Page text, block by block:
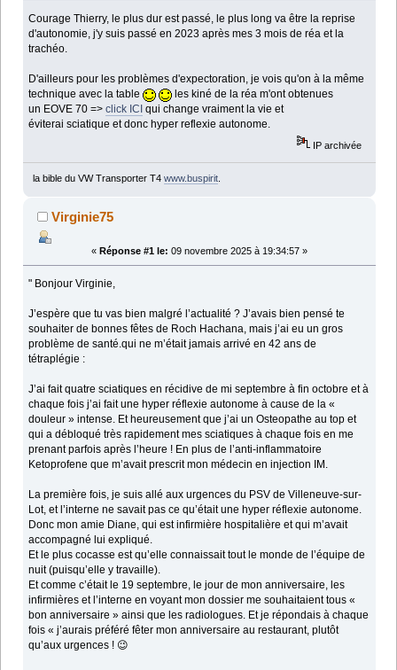
Courage Thierry, le plus dur est passé, le plus long va être la reprise
d'autonomie, j'y suis passé en 2023 après mes 3 mois de réa et la
trachéo.
D'ailleurs pour les problèmes d'expectoration, je vois qu'on à la même
technique avec la table
les kiné de la réa m'ont obtenues
un EOVE 70 =>click ICI qui change vraiment la vie et
éviterai sciatique et donc hyper reflexie autonome.
IP archivée
la bible du VW Transporter T4 www.buspirit.
Virginie75
« Réponse #1 le: 09 novembre 2025 à 19:34:57 »
" Bonjour Virginie,
J’espère que tu vas bien malgré l’actualité ? J’avais bien pensé te
souhaiter de bonnes fêtes de Roch Hachana, mais j’ai eu un gros
problème de santé.qui ne m’était jamais arrivé en 42 ans de
tétraplégie :
J’ai fait quatre sciatiques en récidive de mi septembre à fin octobre et à
chaque fois j’ai fait une hyper réflexie autonome à cause de la «
douleur » intense. Et heureusement que j’ai un Osteopathe au top et
qui a débloqué très rapidement mes sciatiques à chaque fois en me
prenant parfois après l’heure ! En plus de l’anti-inflammatoire
Ketoprofene que m’avait prescrit mon médecin en injection IM.
La première fois, je suis allé aux urgences du PSV de Villeneuve-sur-
Lot, et l’interne ne savait pas ce qu’était une hyper réflexie autonome.
Donc mon amie Diane, qui est infirmière hospitalière et qui m’avait
accompagné lui expliqué.
Et le plus cocasse est qu’elle connaissait tout le monde de l’équipe de
nuit (puisqu’elle y travaille).
Et comme c’était le 19 septembre, le jour de mon anniversaire, les
infirmières et l’interne en voyant mon dossier me souhaitaient tous «
bon anniversaire » ainsi que les radiologues. Et je répondais à chaque
fois « j’aurais préféré fêter mon anniversaire au restaurant, plutôt
qu’aux urgences ! 😉